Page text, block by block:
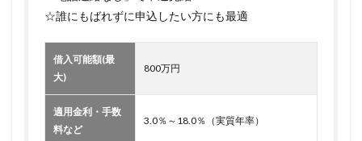
☆誰にもばれずに申込したい方にも最適
借入可能額(最
大)
800万円
適用金利・手数
料など
3.0％～18.0％（実質年率）